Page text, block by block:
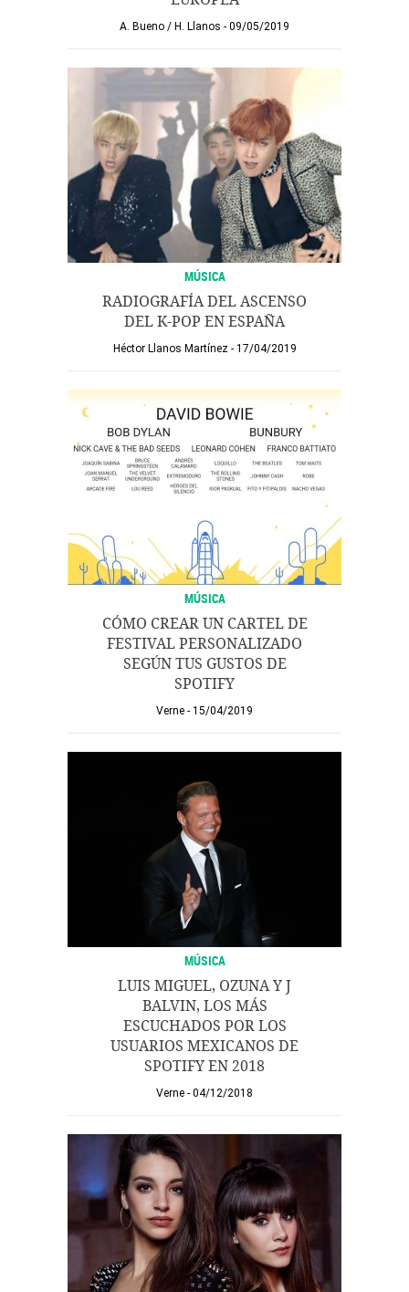
A. Bueno / H. Llanos 09/05/2019
MÚSICA
RADIOGRAFÍA DEL ASCENSO
DEL K-POP EN ESPAÑA
Héctor Llanos Martínez 17/04/2019
MÚSICA
CÓMO CREAR UN CARTEL DE
FESTIVAL PERSONALIZADO
SEGÚN TUS GUSTOS DE
SPOTIFY
Verne 15/04/2019
MÚSICA
LUIS MIGUEL, OZUNA Y J
BALVIN, LOS MÁS
ESCUCHADOS POR LOS
USUARIOS MEXICANOS DE
SPOTIFY EN 2018
Verne 04/12/2018